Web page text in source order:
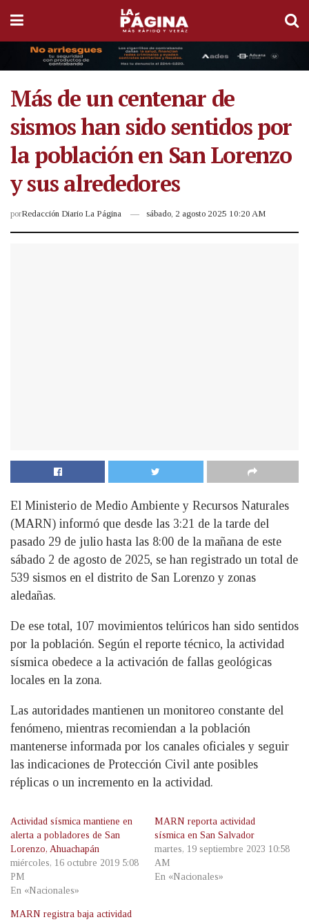
Más de un centenar de
sismos han sido sentidos por
la población en San Lorenzo
y sus alrededores
porRedacción Diario La Página sábado, 2 agosto 2025 10:20 AM
El Ministerio de Medio Ambiente y Recursos Naturales
(MARN) informó que desde las 3:21 de la tarde del
pasado 29 de julio hasta las 8:00 de la mañana de este
sábado 2 de agosto de 2025, se han registrado un total de
539 sismos en el distrito de San Lorenzo y zonas
aledañas.
De ese total, 107 movimientos telúricos han sido sentidos
por la población. Según el reporte técnico, la actividad
sísmica obedece a la activación de fallas geológicas
locales en la zona.
Las autoridades mantienen un monitoreo constante del
fenómeno, mientras recomiendan a la población
mantenerse informada por los canales oficiales y seguir
las indicaciones de Protección Civil ante posibles
réplicas o un incremento en la actividad.
Actividad sísmica mantiene en
alerta a pobladores de San
Lorenzo, Ahuachapán
miércoles, 16 octubre 2019 5:08
PM
En «Nacionales»
MARN reporta actividad
sísmica en San Salvador
martes, 19 septiembre 2023 10:58
AM
En «Nacionales»
MARN registra baja actividad